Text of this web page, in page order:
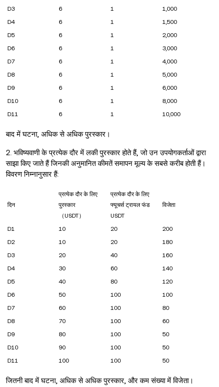
D3
6 1
1,000
D4
6 1
1,500
D5
6 1
2,000
D6
6 1
3,000
D7
6 1
4,000
D8
6 1
5,000
D9
6 1
6,000
D10
6 1
8,000
D11
6 1 10,000
बाद में घटना, अधिक से अधिक पुरस्कार।
2. भविष्यवाणी के प्रत्येक दौर में लकी पुरस्कार होते हैं, जो उन उपयोगकर्ताओं द्वारा
साझा किए जाते हैं जिनकी अनुमानित कीमतें समापन मूल्य के सबसे करीब होती हैं।
विवरण निम्नानुसार हैं:
दिन
प्रत्येक दौर के लिए
पुरस्कार
（USDT）
प्रत्येक दौर के लिए
फ्यूचर्स ट्रायल फंड
USDT
विजेता
D1 10 20
200
D2
10 20
180
D3
20 40
160
D4
30 60
140
D5
40 80
120
D6
50 100
100
D7
60 100
80
D8
70 100
60
D9
80 100
50
D10
90 100
50
D11
100 100 50
जितनी बाद में घटना, अधिक से अधिक पुरस्कार, और कम संख्या में विजेता।